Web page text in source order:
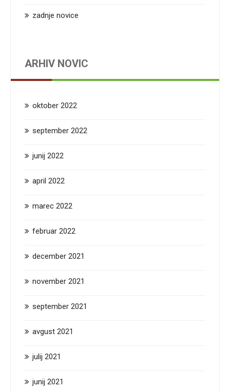
zadnje novice
ARHIV NOVIC
oktober 2022
september 2022
junij 2022
april 2022
marec 2022
februar 2022
december 2021
november 2021
september 2021
avgust 2021
julij 2021
junij 2021